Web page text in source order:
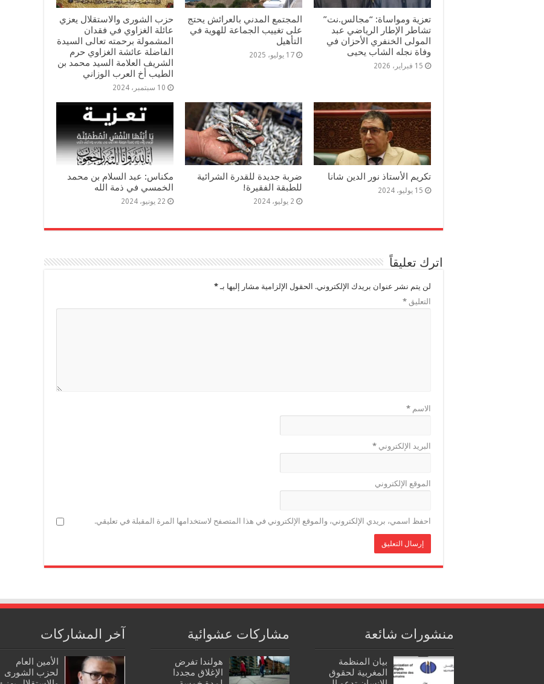
تعزية ومواساة: “مجالس.نت”
تشاطر الإطار الرياضي عبد
المولى الخنفري الأحزان في
وفاة نجله الشاب يحيى
15 فبراير، 2026
المجتمع المدني بالعرائش يحتج
على تغييب الجماعة للهوية في
التأهيل
17 يوليو، 2025
حزب الشورى والاستقلال يعزي
عائلة الغزاوي في فقدان
المشمولة برحمته تعالى السيدة
الفاضلة عائشة الغزاوي حرم
الشريف العلامة السيد محمد بن
الطيب أخ العرب الوزاني
10 سبتمبر، 2024
تكريم الأستاذ نور الدين شانا
15 يوليو، 2024
ضربة جديدة للقدرة الشرائية
للطبقة الفقيرة!
2 يوليو، 2024
مكناس: عبد السلام بن محمد
الخمسي في ذمة الله
22 يونيو، 2024
اترك تعليقاً
لن يتم نشر عنوان بريدك الإلكتروني. الحقول الإلزامية مشار إليها بـ *
التعليق *
الاسم *
البريد الإلكتروني *
الموقع الإلكتروني
احفظ اسمي، بريدي الإلكتروني، والموقع الإلكتروني في هذا المتصفح لاستخدامها المرة المقبلة في تعليقي.
منشورات شائعة
بيان المنظمة
المغربية لحقوق
مشاركات عشوائية
هولندا تفرض
الإغلاق مجددا
آخر المشاركات
الأمين العام
لحزب الشورى